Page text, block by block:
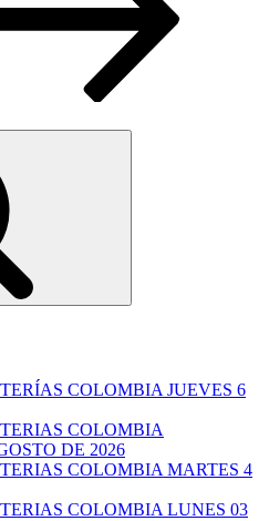
COLOMBIA JUEVES 6
COLOMBIA
DE 2026
COLOMBIA MARTES 4
COLOMBIA LUNES 03